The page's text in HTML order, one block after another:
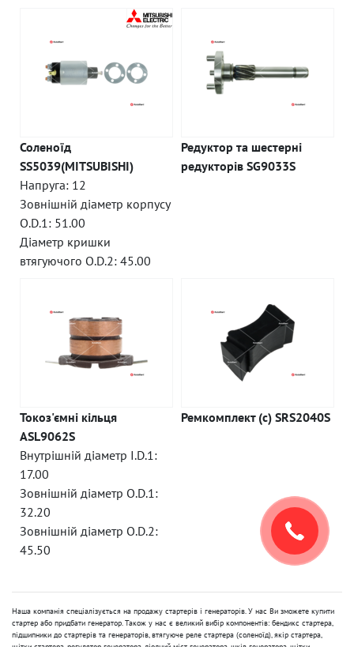
Соленоїд
SS5039(MITSUBISHI)
Напруга: 12
Зовнішній діаметр корпусу
O.D.1: 51.00
Діаметр кришки
втягуючого O.D.2: 45.00
Редуктор та шестерні
редукторів SG9033S
Токоз'ємні кільця
ASL9062S
Внутрішній діаметр I.D.1:
17.00
Зовнішній діаметр O.D.1:
32.20
Зовнішній діаметр O.D.2:
45.50
Ремкомплект (c) SRS2040S
Наша компанія спеціалізується на продажу стартерів і генераторів. У нас Ви зможете купити
стартер або придбати генератор. Також у нас є великий вибір компонентів: бендикс стартера,
підшипники до стартерів та генераторів, втягуюче реле стартера (соленоїд), якір стартера,